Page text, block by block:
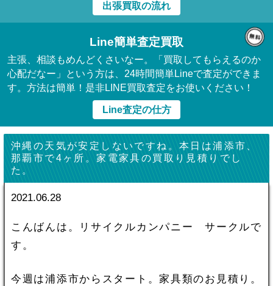
出張買取の流れ
Line簡単査定買取
主張、相談もめんどくさいなー。「買取してもらえるのか
心配だなー」という方は、24時間簡単Lineで査定ができま
す。方法は簡単！是非LINE買取査定をお使いください！
Line査定の仕方
沖縄の天気が安定しないですね。本日は浦添市、
那覇市で4ヶ所。家電家具の買取り見積りでし
た。
2021.06.28
こんばんは。リサイクルカンパニー サークルで
す。
今週は浦添市からスタート。家具類のお見積り。